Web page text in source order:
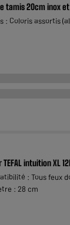
tamis 20cm inox
: Coloris assortis
intuition XL
: Tous feux
: 28 cm